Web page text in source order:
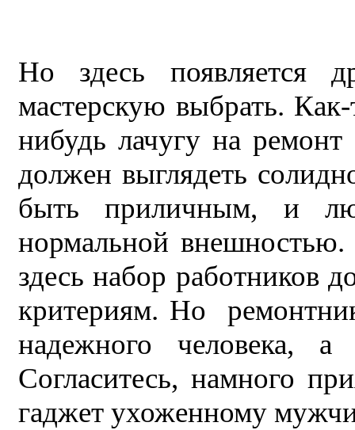
Но здесь появляется
мастерскую выбрать.
нибудь лачугу на
должен выглядеть
быть приличным, и
нормальной
здесь набор работников
критериям. Но
надежного человека, а
Согласитесь, намного
гаджет ухоженному